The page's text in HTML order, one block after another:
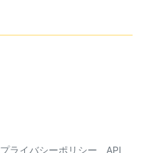
プライバシーポリシー API